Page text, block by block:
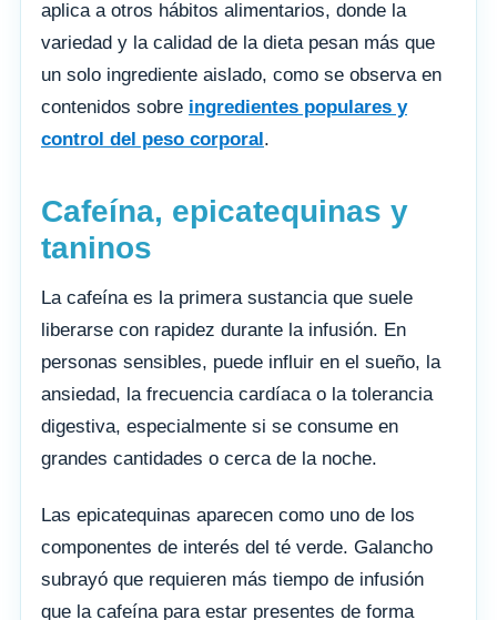
aplica a otros hábitos alimentarios, donde la
variedad y la calidad de la dieta pesan más que
un solo ingrediente aislado, como se observa en
contenidos sobre ingredientes populares y
control del peso corporal.
Cafeína, epicatequinas y
taninos
La cafeína es la primera sustancia que suele
liberarse con rapidez durante la infusión. En
personas sensibles, puede influir en el sueño, la
ansiedad, la frecuencia cardíaca o la tolerancia
digestiva, especialmente si se consume en
grandes cantidades o cerca de la noche.
Las epicatequinas aparecen como uno de los
componentes de interés del té verde. Galancho
subrayó que requieren más tiempo de infusión
que la cafeína para estar presentes de forma